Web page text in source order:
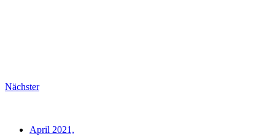
Nächster
April 2021,